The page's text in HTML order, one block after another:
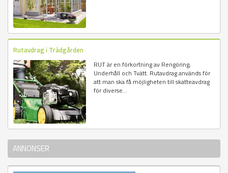
Rutavdrag i Trädgården
RUT är en förkortning av Rengöring,
Underhåll och Tvätt. Rutavdrag används för
att man ska få möjligheten till skatteavdrag
för diverse...
ANNONSER